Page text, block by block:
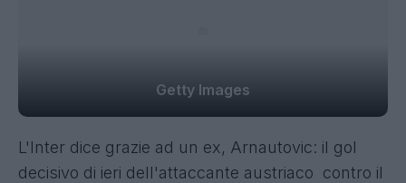
Getty Images
L'Inter dice grazie ad un ex, Arnautovic: il gol
decisivo di ieri dell'attaccante austriaco contro il